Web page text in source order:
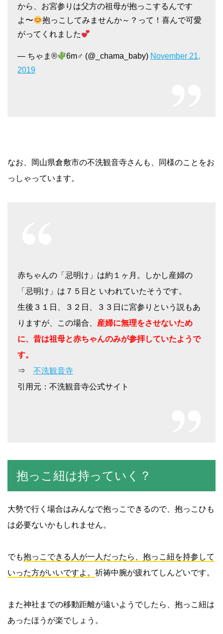
から、お宮参りは父方の祖母が抱っこするんです
よ〜
抱っこしてみませんか～？って！喜んで可愛
がってくれました
— ちゃま® 6m♂ (@_chama_baby) November 21,
2019
なお、岡山県倉敷市の不洗観音寺さんも、同様のことをお
っしゃっています。
赤ちゃんの「忌明け」は約１ヶ月。しかし産婦の
「忌明け」は７５日と いわれていたそうです。
生後３１日、３２日、３３日に宮参りという説もあ
りますが、この場合、 産婦に無理をさせないため
に、昔は祖母と赤ちゃんのみが参拝していたようで
す。
⇒ 不洗観音寺
引用元：不洗観音寺公式サイト
抱っこ紐は持っていく？
大勢で行く場合はみんなで抱っこできるので、抱っこひも
は必要ないかもしれません。
でも抱っこできる人が一人だったら、抱っこ紐を持参して
いった方がいいですよ。 祈祷中腕が疲れてしんどいです。
また神社までの移動距離が遠いようでしたら、抱っこ紐は
あったほうが楽でしょう。